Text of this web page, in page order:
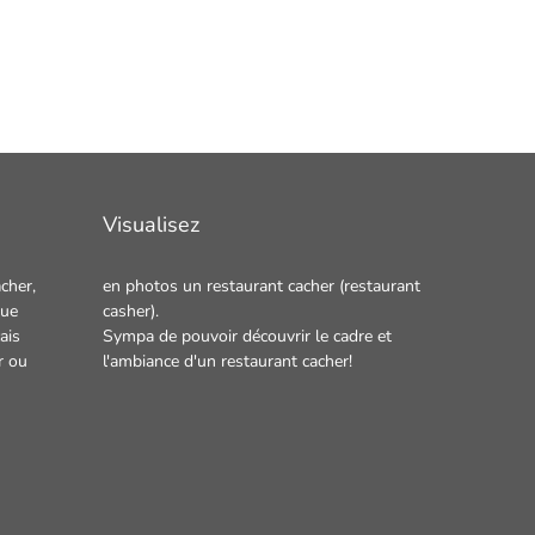
ou
Visualisez
en photos un restaurant cacher (restaurant
casher).
Sympa de pouvoir découvrir le cadre et
l'ambiance d'un restaurant cacher!